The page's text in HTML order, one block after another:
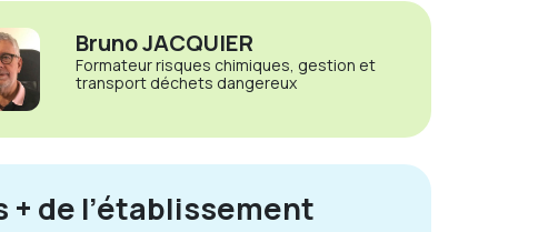
Bruno JACQUIER
Formateur risques chimiques, gestion et
transport déchets dangereux
+ de l’établissement